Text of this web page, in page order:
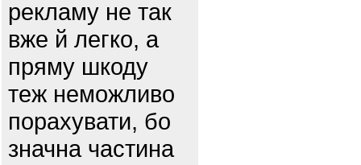
рекламу не так
вже й легко, а
пряму шкоду
теж неможливо
порахувати, бо
значна частина